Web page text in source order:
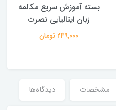
بسته آموزش سریع مکالمه
زبان ایتالیایی نصرت
249,000 تومان
مشخصات دیدگاه‌ها